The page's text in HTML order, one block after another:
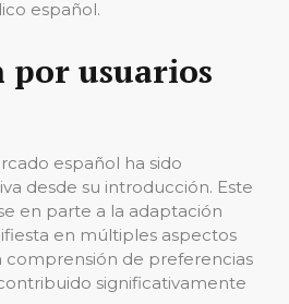
español.
por usuarios
español ha sido
desde su introducción. Este
en parte a la adaptación
en múltiples aspectos
comprensión de preferencias
significativamente